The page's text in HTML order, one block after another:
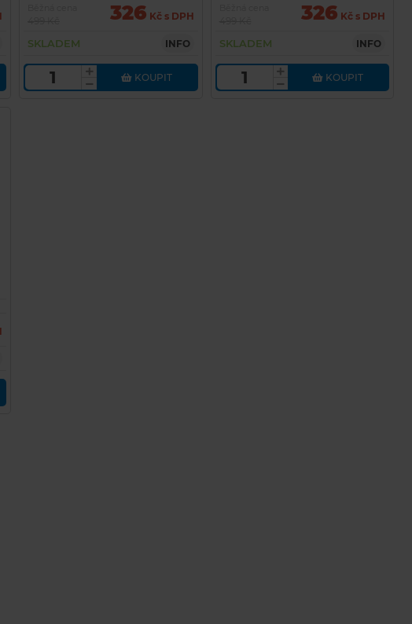
326 Kč s DPH
SKLADEM INFO
KOUPIT
326 Kč s DPH
SKLADEM INFO
KOUPIT